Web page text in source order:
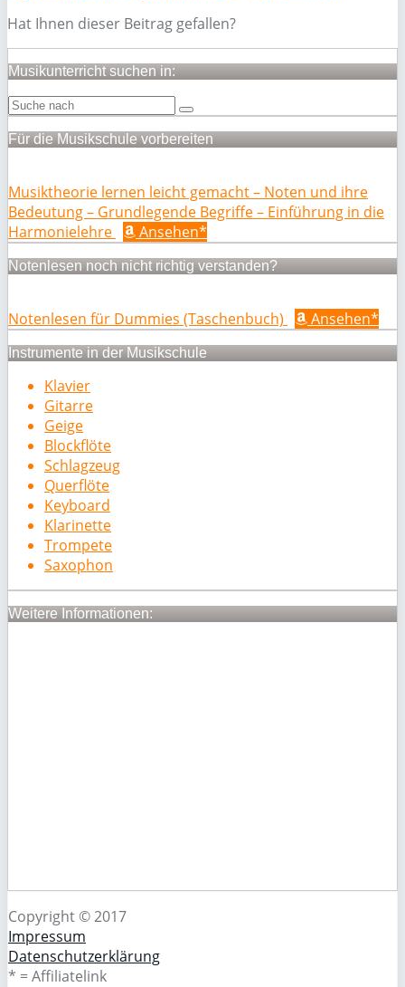
Hat Ihnen dieser Beitrag gefallen?
Musikunterricht suchen in:
Für die Musikschule vorbereiten
Musiktheorie lernen leicht gemacht – Noten und ihre
Bedeutung – Grundlegende Begriffe – Einführung in die
Harmonielehre
Ansehen*
Notenlesen noch nicht richtig verstanden?
Notenlesen für Dummies (Taschenbuch) Ansehen*
Instrumente in der Musikschule
Klavier
Gitarre
Geige
Blockflöte
Schlagzeug
Querflöte
Keyboard
Klarinette
Trompete
Saxophon
Weitere Informationen:
Copyright © 2017
Impressum
Datenschutzerklärung
* = Affiliatelink